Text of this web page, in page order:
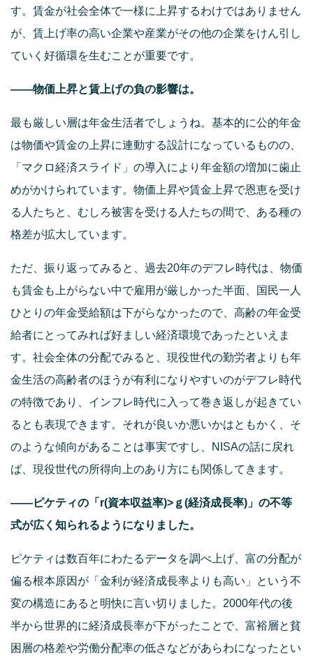
す。賃金が社会全体で一様に上昇するわけではありません
が、賃上げ率の高い企業や産業がその他の企業をけん引し
ていく好循環を生むことが重要です。
――物価上昇と賃上げの負の影響は。
最も厳しい層は年金生活者でしょうね。基本的に公的年金
は物価や賃金の上昇に連動する設計になっているものの、
「マクロ経済スライド」の導入により年金額の増加に歯止
めがかけられています。物価上昇や賃金上昇で恩恵を受け
る人たちと、むしろ被害を受ける人たちの間で、ある種の
格差が拡大しています。
ただ、振り返ってみると、過去20年のデフレ時代は、物価
も賃金も上がらない中で雇用が厳しかった半面、国民一人
ひとりの年金受給額は下がらなかったので、高齢の年金受
給者にとってみれば好ましい経済環境であったといえま
す。社会全体の分配でみると、現役世代の勤労者よりも年
金生活の高齢者のほうが有利になりやすいのがデフレ時代
の特徴であり、インフレ時代に入って巻き返しが起きてい
るとも表現できます。それが良いか悪いかはともかく、そ
のような傾向があることは事実ですし、NISAの話に戻れ
ば、現役世代の所得向上のあり方にも関係してきます。
――ピケティの「r(資本収益率)>ｇ(経済成長率)」の不等
式が広く知られるようになりました。
ピケティは数百年にわたるデータを調べ上げ、富の分配が
偏る根本原因が「金利が経済成長率よりも高い」という不
変の構造にあると明快に言い切りました。2000年代の後
半から世界的に経済成長率が下がったことで、富裕層と貧
困層の格差や労働分配率の低さなどがあらわになったとい